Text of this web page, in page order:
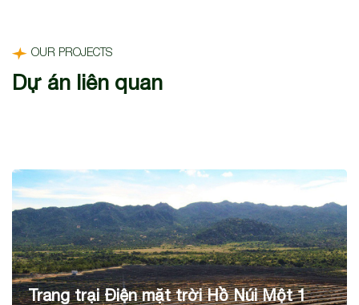
OUR PROJECTS
Dự án liên quan
Trang trại Điện mặt trời Hồ Núi Một 1